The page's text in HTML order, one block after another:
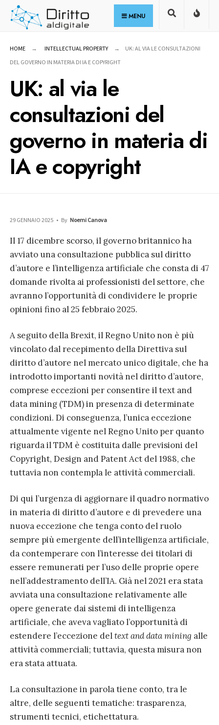
Skip
MENU
HOME INTELLECTUAL PROPERTY
UK: AL VIA LE CONSULTAZIONI
DEL GOVERNO IN MATERIA DI IA E COPYRIGHT
UK: al via le
consultazioni del
governo in materia di
IA e copyright
29 GENNAIO 2025 • By Noemi Canova
Il 17 dicembre scorso, il governo britannico ha
avviato una consultazione pubblica sul diritto
d’autore e l’intelligenza artificiale che consta di 47
domande rivolta ai professionisti del settore, che
avranno l’opportunità di condividere le proprie
opinioni fino al 25 febbraio 2025.
A seguito della Brexit, il Regno Unito non è più
vincolato dal recepimento della Direttiva sul
diritto d’autore nel mercato unico digitale, che ha
introdotto importanti novità nel diritto d’autore,
comprese eccezioni per consentire il text and
data mining (TDM) in presenza di determinate
condizioni. Di conseguenza, l’unica eccezione
attualmente vigente nel Regno Unito per quanto
riguarda il TDM è costituita dalle previsioni del
Copyright, Design and Patent Act del 1988, che
tuttavia non contempla le attività commerciali.
Di qui l’urgenza di aggiornare il quadro normativo
in materia di diritto d’autore e di prevedere una
nuova eccezione che tenga conto del ruolo
sempre più emergente dell’intelligenza artificiale,
da contemperare con l’interesse dei titolari di
essere remunerati per l’uso delle proprie opere
nell’addestramento dell’IA. Già nel 2021 era stata
avviata una consultazione relativamente alle
opere generate dai sistemi di intelligenza
artificiale, che aveva vagliato l’opportunità di
estendere l’eccezione deltext and data mining alle
attività commerciali; tuttavia, questa misura non
era stata attuata.
La consultazione in parola tiene conto, tra le
altre, delle seguenti tematiche: trasparenza,
strumenti tecnici, etichettatura.